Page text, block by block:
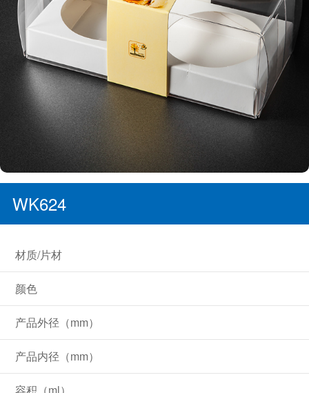
WK624
材质/片材
颜色
产品外径（mm）
产品内径（mm）